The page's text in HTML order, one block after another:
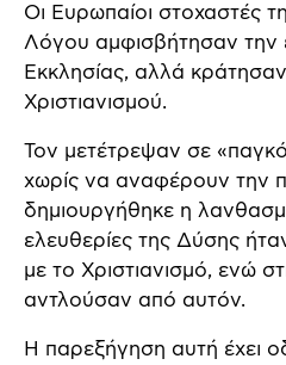
Οι Ευρωπαίοι στοχαστές
Λόγου αμφισβήτησαν την
Εκκλησίας, αλλά
Χριστιανισμού.
Τον μετέτρεψαν σε
χωρίς να αναφέρουν την
δημιουργήθηκε η
ελευθερίες της Δύσης
με το Χριστιανισμό, ενώ
αντλούσαν από αυτόν.
Η παρεξήγηση αυτή έχει